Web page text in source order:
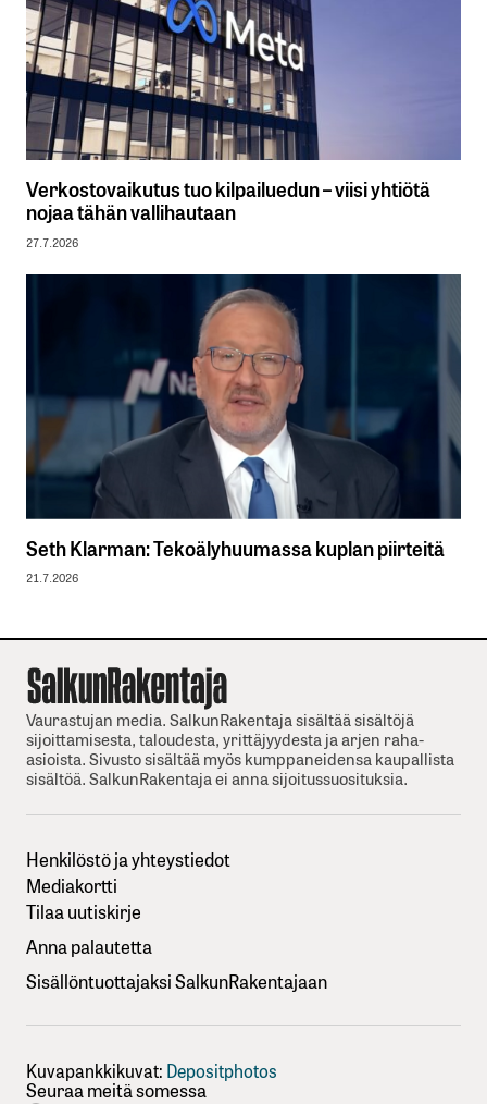
Verkostovaikutus tuo kilpailuedun – viisi yhtiötä
nojaa tähän vallihautaan
27.7.2026
Seth Klarman: Tekoälyhuumassa kuplan piirteitä
21.7.2026
Vaurastujan media. SalkunRakentaja sisältää sisältöjä
sijoittamisesta, taloudesta, yrittäjyydesta ja arjen raha-
asioista. Sivusto sisältää myös kumppaneidensa kaupallista
sisältöä. SalkunRakentaja ei anna sijoitussuosituksia.
Henkilöstö ja yhteystiedot
Mediakortti
Tilaa uutiskirje
Anna palautetta
Sisällöntuottajaksi SalkunRakentajaan
Kuvapankkikuvat: Depositphotos
Seuraa meitä somessa